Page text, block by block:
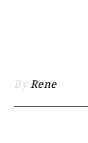
ByRene